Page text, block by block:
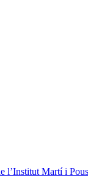
l’Institut Martí i Pous